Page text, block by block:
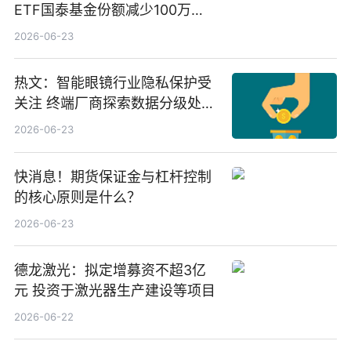
ETF国泰基金份额减少100万
份，重仓股紫金矿业、洛阳钼
2026-06-23
热文：智能眼镜行业隐私保护受
关注 终端厂商探索数据分级处理
等方案
2026-06-23
快消息！期货保证金与杠杆控制
的核心原则是什么？
2026-06-23
德龙激光：拟定增募资不超3亿
元 投资于激光器生产建设等项目
2026-06-22